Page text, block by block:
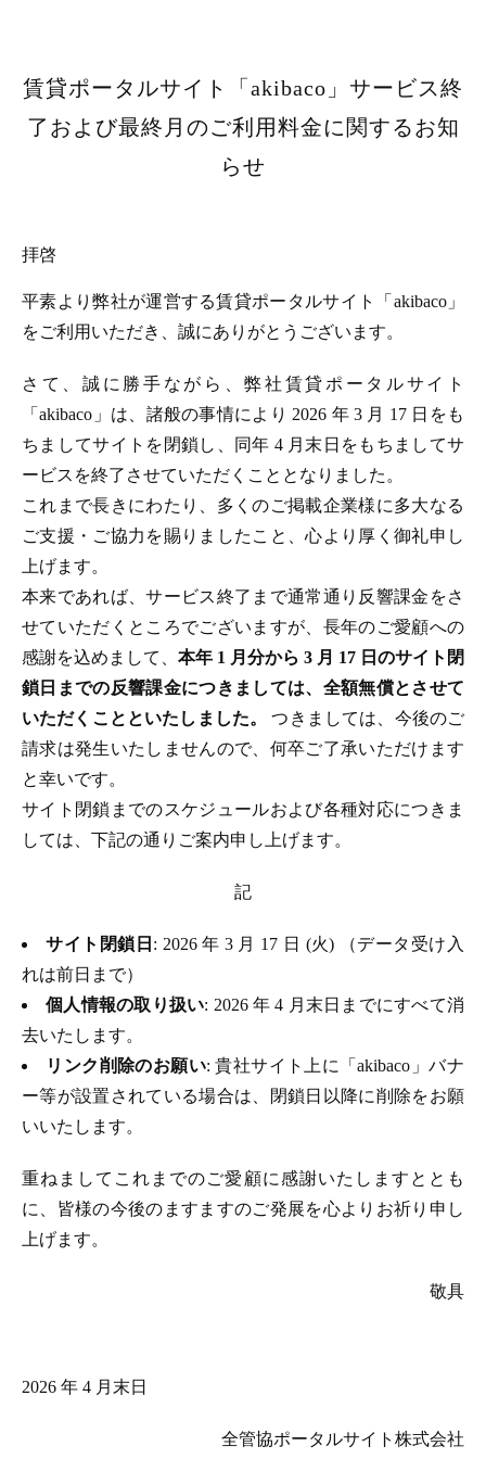
賃貸ポータルサイト「akibaco」サービス終
了および最終月のご利用料金に関するお知
らせ
拝啓
平素より弊社が運営する賃貸ポータルサイト「akibaco」
をご利用いただき、誠にありがとうございます。
さて、誠に勝手ながら、弊社賃貸ポータルサイト
「akibaco」は、諸般の事情により 2026 年 3 月 17 日をも
ちましてサイトを閉鎖し、同年 4 月末日をもちましてサ
ービスを終了させていただくこととなりました。
これまで長きにわたり、多くのご掲載企業様に多大なる
ご支援・ご協力を賜りましたこと、心より厚く御礼申し
上げます。
本来であれば、サービス終了まで通常通り反響課金をさ
せていただくところでございますが、長年のご愛顧への
感謝を込めまして、 本年 1 月分から 3 月 17 日のサイト閉
鎖日までの反響課金につきましては、全額無償とさせて
いただくことといたしました。つきましては、今後のご
請求は発生いたしませんので、何卒ご了承いただけます
と幸いです。
サイト閉鎖までのスケジュールおよび各種対応につきま
しては、下記の通りご案内申し上げます。
記
サイト閉鎖日 : 2026 年 3 月 17 日 (火) （データ受け入
れは前日まで）
個人情報の取り扱い: 2026 年 4 月末日までにすべて消
去いたします。
リンク削除のお願い: 貴社サイト上に「akibaco」バナ
ー等が設置されている場合は、閉鎖日以降に削除をお願
いいたします。
重ねましてこれまでのご愛顧に感謝いたしますととも
に、皆様の今後のますますのご発展を心よりお祈り申し
上げます。
敬具
2026 年 4 月末日
全管協ポータルサイト株式会社